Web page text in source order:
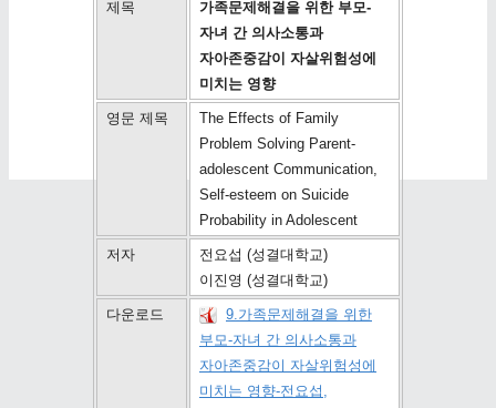
제목
가족문제해결을 위한 부모-
자녀 간 의사소통과
자아존중감이 자살위험성에
미치는 영향
영문 제목
The Effects of Family
Problem Solving Parent-
adolescent Communication,
Self-esteem on Suicide
Probability in Adolescent
저자
전요섭 (성결대학교)
이진영 (성결대학교)
다운로드
9.가족문제해결을 위한
부모-자녀 간 의사소통과
자아존중감이 자살위험성에
미치는 영향-전요섭,